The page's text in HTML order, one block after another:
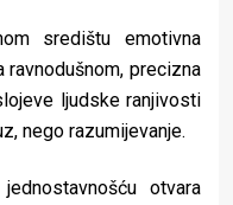
središtu emotivna
precizna
ljudske ranjivosti
nego razumijevanje.
otvara